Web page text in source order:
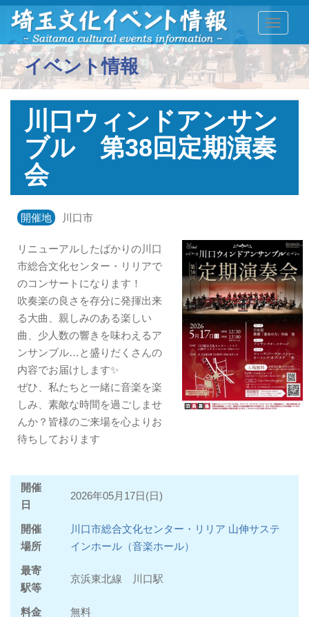
イベント情報
川口ウィンドアンサン
ブル 第38回定期演奏
会
開催地 川口市
リニューアルしたばかりの川口
市総合文化センター・リリアで
のコンサートになります！
吹奏楽の良さを存分に発揮出来
る大曲、親しみのある楽しい
曲、少人数の響きを味わえるア
ンサンブル…と盛りだくさんの
内容でお届けします✨
ぜひ、私たちと一緒に音楽を楽
しみ、素敵な時間を過ごしませ
んか？皆様のご来場を心よりお
待ちしております
開催
日
2026年05月17日(日)
開催
場所
川口市総合文化センター・リリア 山伸サステ
インホール（音楽ホール）
最寄
駅等
京浜東北線 川口駅
料金 無料